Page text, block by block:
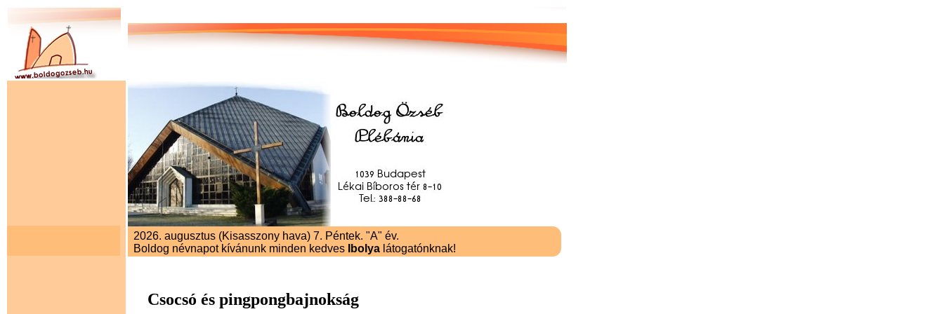
2026. augusztus (Kisasszony hava) 7. Péntek. "A" év.
Boldog névnapot kívánunk minden kedves
Ibolya látogatónknak!
Csocsó és pingpongbajnokság